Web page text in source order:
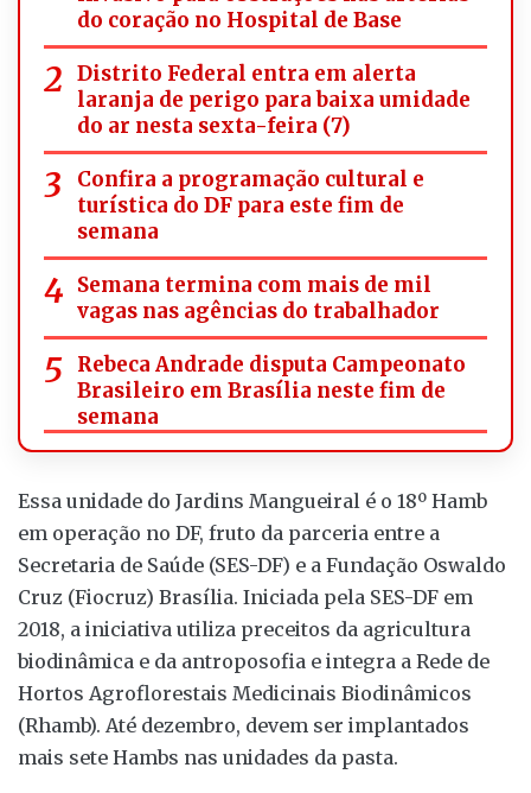
do coração no Hospital de Base
Distrito Federal entra em alerta
laranja de perigo para baixa umidade
do ar nesta sexta-feira (7)
Confira a programação cultural e
turística do DF para este fim de
semana
Semana termina com mais de mil
vagas nas agências do trabalhador
Rebeca Andrade disputa Campeonato
Brasileiro em Brasília neste fim de
semana
Essa unidade do Jardins Mangueiral é o 18º Hamb
em operação no DF, fruto da parceria entre a
Secretaria de Saúde (SES-DF) e a Fundação Oswaldo
Cruz (Fiocruz) Brasília. Iniciada pela SES-DF em
2018, a iniciativa utiliza preceitos da agricultura
biodinâmica e da antroposofia e integra a Rede de
Hortos Agroflorestais Medicinais Biodinâmicos
(Rhamb). Até dezembro, devem ser implantados
mais sete Hambs nas unidades da pasta.